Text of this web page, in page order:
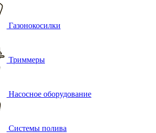
Газонокосилки
Триммеры
Насосное оборудование
Системы полива